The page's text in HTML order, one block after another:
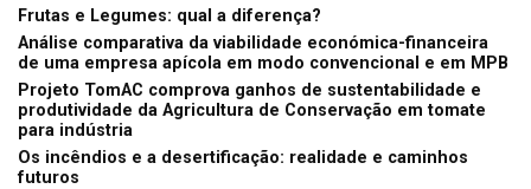
Frutas e Legumes: qual a diferença?
Análise comparativa da viabilidade económica-financeira
de uma empresa apícola em modo convencional e em MPB
Projeto TomAC comprova ganhos de sustentabilidade e
produtividade da Agricultura de Conservação em tomate
para indústria
Os incêndios e a desertificação: realidade e caminhos
futuros